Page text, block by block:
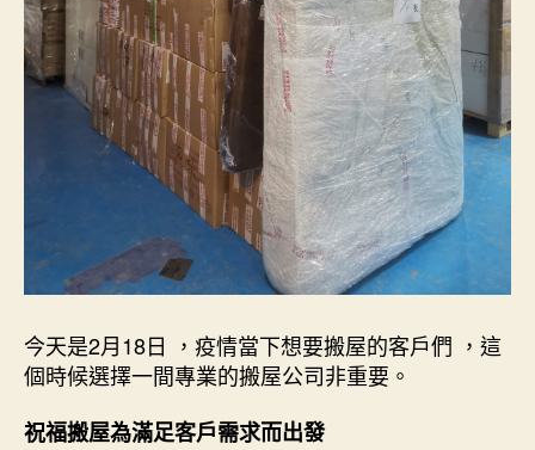
今天是2月18日 ，疫情當下想要搬屋的客戶們 ，這
個時候選擇一間專業的搬屋公司非重要。
祝福搬屋為滿足客戶需求而出發